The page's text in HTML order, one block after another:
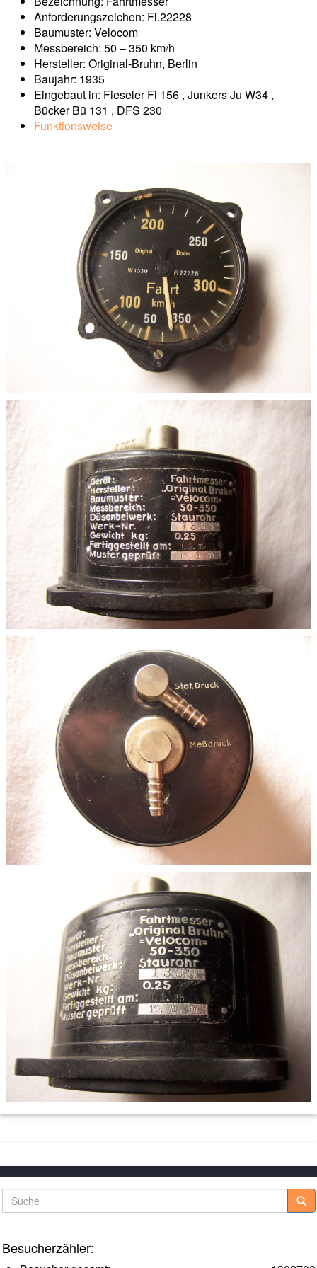
Anforderungszeichen: Fl.22228
Baumuster: Velocom
Messbereich: 50 – 350 km/h
Hersteller: Original-Bruhn, Berlin
Baujahr: 1935
Eingebaut in: Fieseler Fi 156 , Junkers Ju W34 ,
Bücker Bü 131 , DFS 230
Funktionsweise
Suche
Besucherzähler: